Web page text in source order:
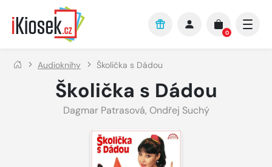
Přejít na hlavní obsah
0
Audioknihy Školička s Dádou
Školička s Dádou
Dagmar Patrasová, Ondřej Suchý